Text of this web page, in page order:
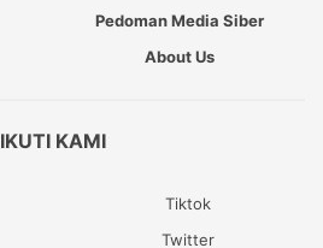
Pedoman Media Siber
About Us
IKUTI KAMI
Tiktok
Twitter